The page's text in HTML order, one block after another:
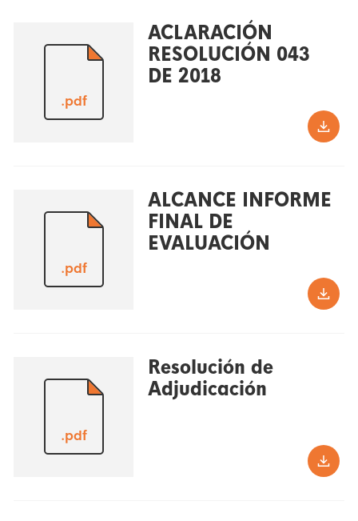
.pdf
ACLARACIÓN
RESOLUCIÓN 043
DE 2018
.pdf
ALCANCE INFORME
FINAL DE
EVALUACIÓN
.pdf
Resolución de
Adjudicación